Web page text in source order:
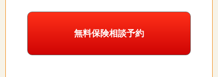
無料保険相談予約